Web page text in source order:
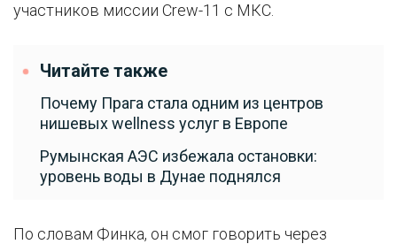
участников миссии Crew-11 с МКС.
Читайте также
Почему Прага стала одним из центров
нишевых wellness услуг в Европе
Румынская АЭС избежала остановки:
уровень воды в Дунае поднялся
По словам Финка, он смог говорить через